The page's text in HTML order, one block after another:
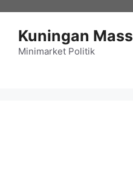
Kuningan Mass
Minimarket Politik